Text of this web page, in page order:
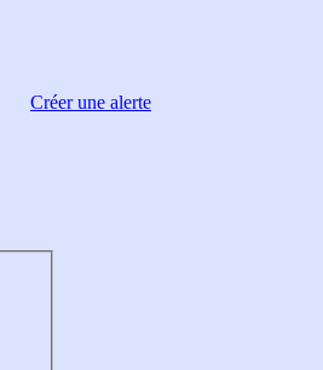
Créer une alerte